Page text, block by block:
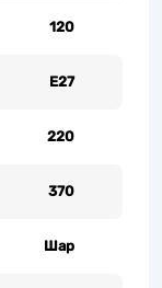
120
Е27
220
370
Шар